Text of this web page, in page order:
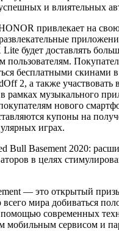
и влиятельных
привлекает на
будет доставлять
пользователям.
бесплатными скинами
2, а также участвовать
рамках музыкального
нового
купоны на
играх.
Bull Basement 2020:
в целях
— это открытый
всего мира добиваться
современных
мобильным сервисом и